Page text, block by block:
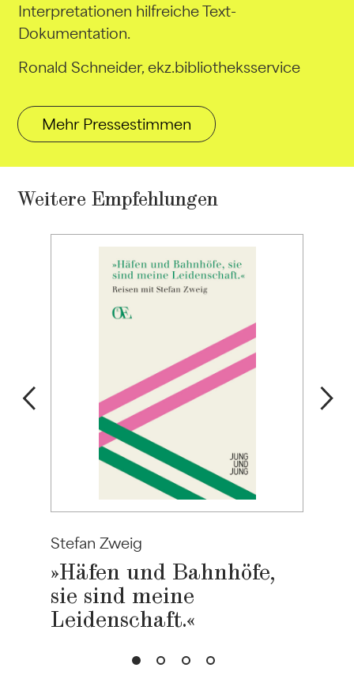
Interpretationen hilfreiche Text-
Dokumentation.
Ronald Schneider, ekz.bibliotheksservice
Mehr Pressestimmen
Weitere Empfehlungen
Stefan Zweig
»Häfen und Bahnhöfe,
sie sind meine
Leidenschaft.«